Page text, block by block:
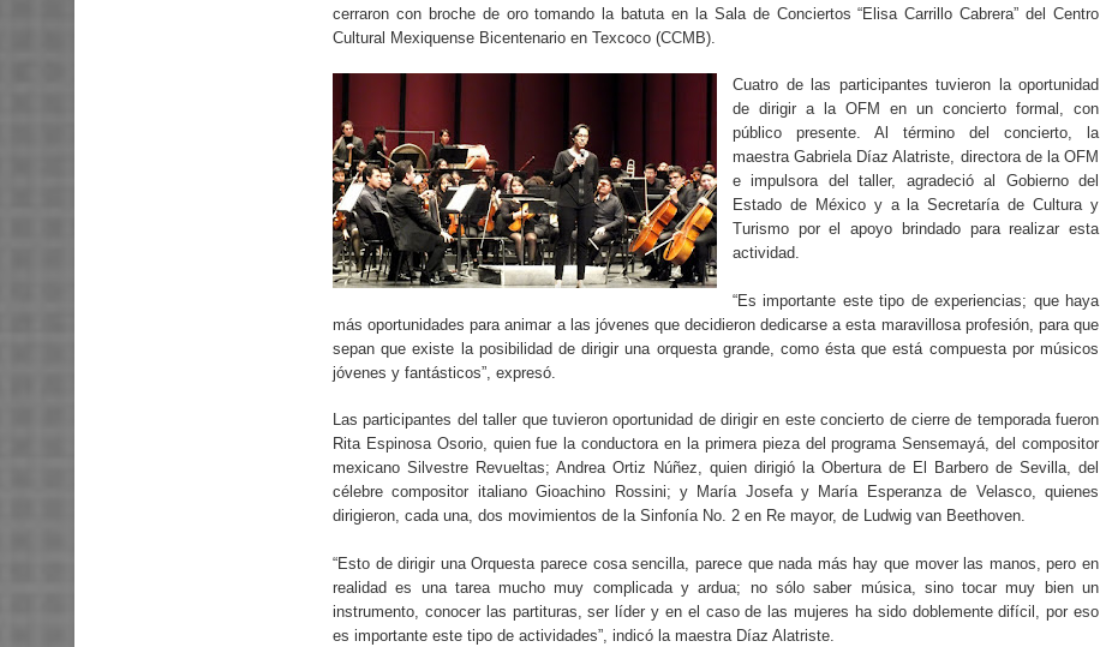
cerraron con broche de oro tomando la batuta en la Sala de Conciertos “Elisa Carrillo Cabrera” del Centro
Cultural Mexiquense Bicentenario en Texcoco (CCMB).
Cuatro de las participantes tuvieron la oportunidad
de dirigir a la OFM en un concierto formal, con
público presente. Al término del concierto, la
maestra Gabriela Díaz Alatriste, directora de la OFM
e impulsora del taller, agradeció al Gobierno del
Estado de México y a la Secretaría de Cultura y
Turismo por el apoyo brindado para realizar esta
actividad.
“Es importante este tipo de experiencias; que haya
más oportunidades para animar a las jóvenes que decidieron dedicarse a esta maravillosa profesión, para que
sepan que existe la posibilidad de dirigir una orquesta grande, como ésta que está compuesta por músicos
jóvenes y fantásticos”, expresó.
Las participantes del taller que tuvieron oportunidad de dirigir en este concierto de cierre de temporada fueron
Rita Espinosa Osorio, quien fue la conductora en la primera pieza del programa Sensemayá, del compositor
mexicano Silvestre Revueltas; Andrea Ortiz Núñez, quien dirigió la Obertura de El Barbero de Sevilla, del
célebre compositor italiano Gioachino Rossini; y María Josefa y María Esperanza de Velasco, quienes
dirigieron, cada una, dos movimientos de la Sinfonía No. 2 en Re mayor, de Ludwig van Beethoven.
“Esto de dirigir una Orquesta parece cosa sencilla, parece que nada más hay que mover las manos, pero en
realidad es una tarea mucho muy complicada y ardua; no sólo saber música, sino tocar muy bien un
instrumento, conocer las partituras, ser líder y en el caso de las mujeres ha sido doblemente difícil, por eso
es importante este tipo de actividades”, indicó la maestra Díaz Alatriste.